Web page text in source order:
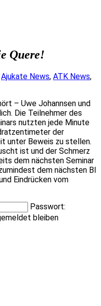
Quere!
Ajukate News, ATK News,
– Uwe Johannsen und
Die Teilnehmer des
nutzten jede Minute
der
unter Beweis zu stellen.
ist und der Schmerz
dem nächsten Seminar
dem nächsten BI
Eindrücken vom
Passwort:
bleiben